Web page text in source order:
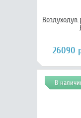
26090
В